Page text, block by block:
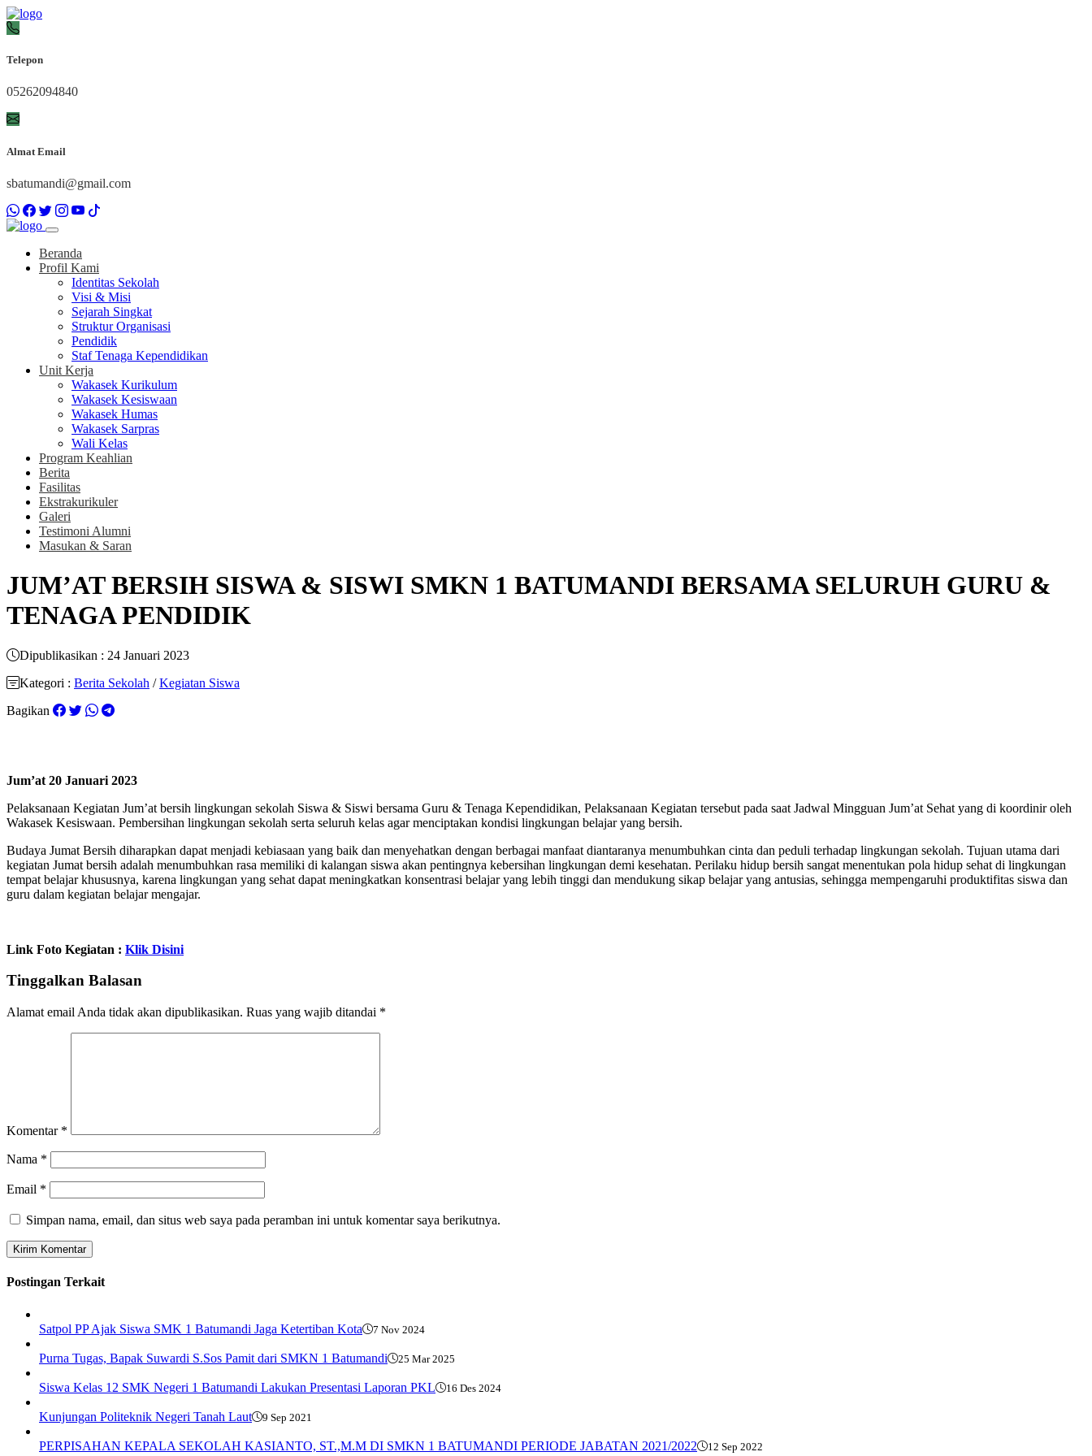
Telepon
05262094840
Almat Email
sbatumandi@gmail.com
Beranda
Profil Kami
Identitas Sekolah
Visi & Misi
Sejarah Singkat
Struktur Organisasi
Pendidik
Staf Tenaga Kependidikan
Unit Kerja
Wakasek Kurikulum
Wakasek Kesiswaan
Wakasek Humas
Wakasek Sarpras
Wali Kelas
Program Keahlian
Berita
Fasilitas
Ekstrakurikuler
Galeri
Testimoni Alumni
Masukan & Saran
JUM’AT BERSIH SISWA & SISWI SMKN 1 BATUMANDI BERSAMA SELURUH GURU &
TENAGA PENDIDIK
Dipublikasikan : 24 Januari 2023
Kategori : Berita Sekolah /Kegiatan Siswa
Bagikan
Jum’at 20 Januari 2023
Pelaksanaan Kegiatan Jum’at bersih lingkungan sekolah Siswa & Siswi bersama Guru & Tenaga Kependidikan, Pelaksanaan Kegiatan tersebut pada saat Jadwal Mingguan Jum’at Sehat yang di koordinir oleh
Wakasek Kesiswaan. Pembersihan lingkungan sekolah serta seluruh kelas agar menciptakan kondisi lingkungan belajar yang bersih.
Budaya Jumat Bersih diharapkan dapat menjadi kebiasaan yang baik dan menyehatkan dengan berbagai manfaat diantaranya menumbuhkan cinta dan peduli terhadap lingkungan sekolah. Tujuan utama dari
kegiatan Jumat bersih adalah menumbuhkan rasa memiliki di kalangan siswa akan pentingnya kebersihan lingkungan demi kesehatan. Perilaku hidup bersih sangat menentukan pola hidup sehat di lingkungan
tempat belajar khususnya, karena lingkungan yang sehat dapat meningkatkan konsentrasi belajar yang lebih tinggi dan mendukung sikap belajar yang antusias, sehingga mempengaruhi produktifitas siswa dan
guru dalam kegiatan belajar mengajar.
Link Foto Kegiatan : Klik Disini
Tinggalkan Balasan
Alamat email Anda tidak akan dipublikasikan. Ruas yang wajib ditandai *
Komentar *
Nama *
Email *
Simpan nama, email, dan situs web saya pada peramban ini untuk komentar saya berikutnya.
Postingan Terkait
Satpol PP Ajak Siswa SMK 1 Batumandi Jaga Ketertiban Kota 7 Nov 2024
Purna Tugas, Bapak Suwardi S.Sos Pamit dari SMKN 1 Batumandi 25 Mar 2025
Siswa Kelas 12 SMK Negeri 1 Batumandi Lakukan Presentasi Laporan PKL 16 Des 2024
Kunjungan Politeknik Negeri Tanah Laut 9 Sep 2021
PERPISAHAN KEPALA SEKOLAH KASIANTO, ST.,M.M DI SMKN 1 BATUMANDI PERIODE JABATAN 2021/2022 12 Sep 2022